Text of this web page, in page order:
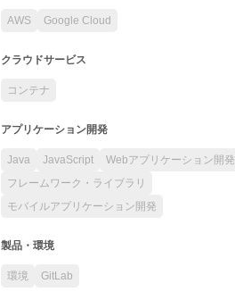
AWS Google Cloud
クラウドサービス
コンテナ
アプリケーション開発
Java JavaScript
Webアプリケーション開発
フレームワーク・ライブラリ
モバイルアプリケーション開発
製品・環境
環境 GitLab